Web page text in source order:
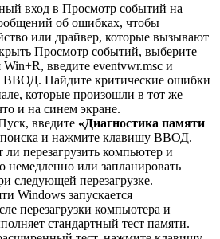
вход в Просмотр событий на
об ошибках, чтобы
или драйвер, которые вызывают
Просмотр событий, выберите
введите eventvwr.msc и
Найдите критические ошибки
которые произошли в тот же
и на синем экране.
введите «Диагностика памяти
и нажмите клавишу ВВОД.
ли перезагрузить компьютер и
немедленно или запланировать
следующей перезагрузке.
Windows запускается
перезагрузки компьютера и
стандартный тест памяти.